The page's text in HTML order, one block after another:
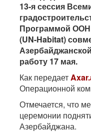
13-я сессия
Программой ООН
(UN-Habitat)
работу 17 мая.
Как передает
Операционной
Отмечается, что
церемонии
Азербайджана.